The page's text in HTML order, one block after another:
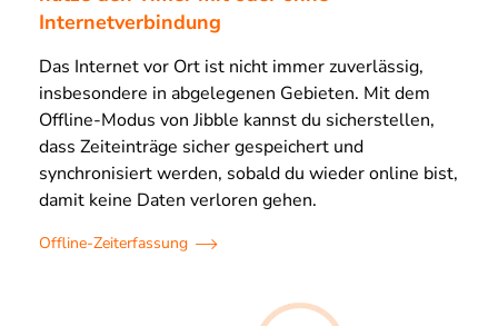
Internetverbindung
Das Internet vor Ort ist nicht immer zuverlässig,
insbesondere in abgelegenen Gebieten. Mit dem
Offline-Modus von Jibble kannst du sicherstellen,
dass Zeiteinträge sicher gespeichert und
synchronisiert werden, sobald du wieder online bist,
damit keine Daten verloren gehen.
Offline-Zeiterfassung